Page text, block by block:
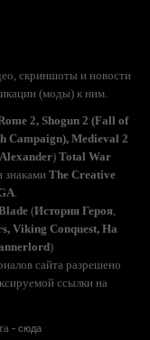
скриншоты и новости
(моды) к ним.
2, Shogun 2 (Fall of
Campaign), Medieval 2
Alexander)Total War
знакамиThe Creative
.
(История Героя,
Viking Conquest, На
)
сайта разрешено
ссылки на
- сюда